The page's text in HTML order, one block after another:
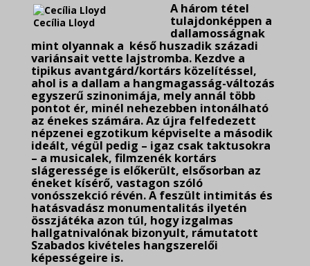
Cecília Lloyd
A három tétel
tulajdonképpen a
dallamosságnak
mint olyannak a késő huszadik századi
variánsait vette lajstromba. Kezdve a
tipikus avantgárd/kortárs közelítéssel,
ahol is a dallam a hangmagasság-változás
egyszerű szinonimája, mely annál több
pontot ér, minél nehezebben intonálható
az énekes számára. Az újra felfedezett
népzenei egzotikum képviselte a második
ideált, végül pedig – igaz csak taktusokra
– a musicalek, filmzenék kortárs
slágeressége is előkerült, elsősorban az
éneket kísérő, vastagon szóló
vonósszekció révén. A feszült intimitás és
hatásvadász monumentalitás ilyetén
összjátéka azon túl, hogy izgalmas
hallgatnivalónak bizonyult, rámutatott
Szabados kivételes hangszerelői
képességeire is.